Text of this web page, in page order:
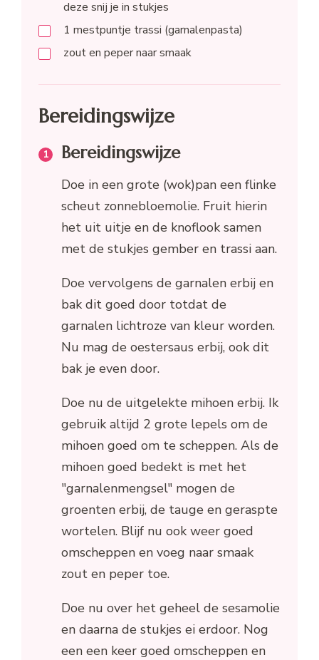
deze snij je in stukjes
1 mestpuntje trassi (garnalenpasta)
zout en peper naar smaak
Bereidingswijze
Bereidingswijze
Doe in een grote (wok)pan een flinke
scheut zonnebloemolie. Fruit hierin
het uit uitje en de knoflook samen
met de stukjes gember en trassi aan.
Doe vervolgens de garnalen erbij en
bak dit goed door totdat de
garnalen lichtroze van kleur worden.
Nu mag de oestersaus erbij, ook dit
bak je even door.
Doe nu de uitgelekte mihoen erbij. Ik
gebruik altijd 2 grote lepels om de
mihoen goed om te scheppen. Als de
mihoen goed bedekt is met het
"garnalenmengsel" mogen de
groenten erbij, de tauge en geraspte
wortelen. Blijf nu ook weer goed
omscheppen en voeg naar smaak
zout en peper toe.
Doe nu over het geheel de sesamolie
en daarna de stukjes ei erdoor. Nog
een een keer goed omscheppen en